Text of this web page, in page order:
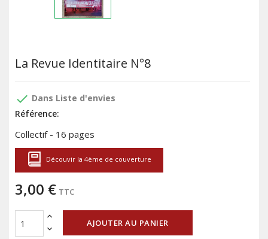
La Revue Identitaire N°8
done Dans Liste d'envies
Référence:
Collectif - 16 pages
Découvir la 4ème de couverture
3,00 € TTC
AJOUTER AU PANIER